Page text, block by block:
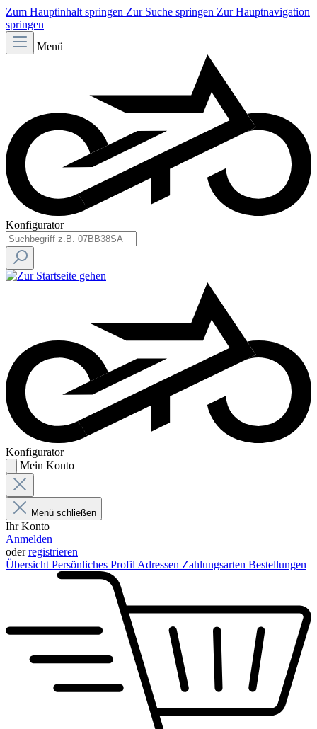
Zum Hauptinhalt springen Zur Suche springen Zur Hauptnavigation
springen
Menü
Konfigurator
Konfigurator
Mein Konto
Menü schließen
Ihr Konto
Anmelden
oderregistrieren
Übersicht Persönliches Profil Adressen Zahlungsarten Bestellungen